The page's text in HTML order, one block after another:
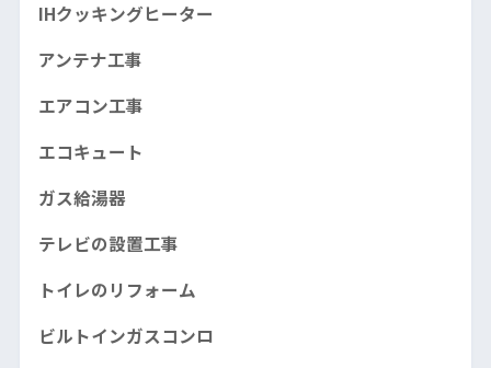
IHクッキングヒーター
アンテナ工事
エアコン工事
エコキュート
ガス給湯器
テレビの設置工事
トイレのリフォーム
ビルトインガスコンロ